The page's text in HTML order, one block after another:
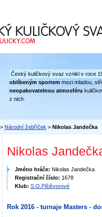
svaz
Český kuličkový svaz vznikl v roce
oblíbeným sportem mezi mladou,
neopakovatelnou atmosféru
z nich.
> Národní žebříček > Nikolas Jandečka
Nikolas
Jméno hráče: Nikolas Jandečka
Registrační číslo: 1678
Klub: S.O.Pišišvorové
Rok 2016 - turnaje Masters -